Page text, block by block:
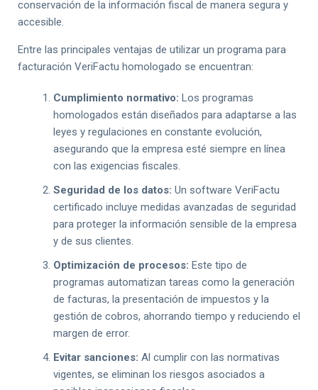
conservación de la información fiscal de manera segura y
accesible.
Entre las principales ventajas de utilizar un programa para
facturación VeriFactu homologado se encuentran:
Cumplimiento normativo: Los programas
homologados están diseñados para adaptarse a las
leyes y regulaciones en constante evolución,
asegurando que la empresa esté siempre en línea
con las exigencias fiscales.
Seguridad de los datos: Un software VeriFactu
certificado incluye medidas avanzadas de seguridad
para proteger la información sensible de la empresa
y de sus clientes.
Optimización de procesos: Este tipo de
programas automatizan tareas como la generación
de facturas, la presentación de impuestos y la
gestión de cobros, ahorrando tiempo y reduciendo el
margen de error.
Evitar sanciones: Al cumplir con las normativas
vigentes, se eliminan los riesgos asociados a